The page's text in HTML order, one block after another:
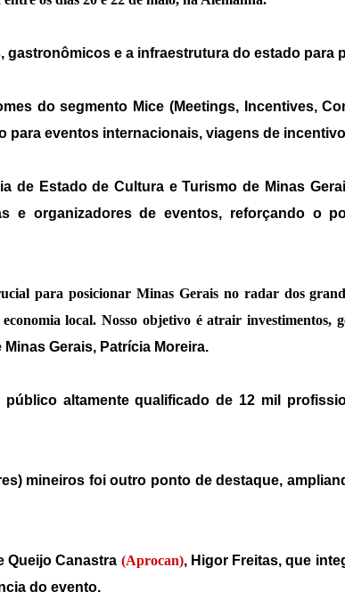
e a infraestrutura do estado para
do segmento Mice (Meetings, Incentives,
para eventos internacionais, viagens de
de Estado de Cultura e Turismo de Minas
e organizadores de eventos, reforçando o
para posicionar Minas Gerais no radar dos
local. Nosso objetivo é atrair investimentos,
Gerais, Patrícia Moreira.
altamente qualificado de 12 mil
mineiros foi outro ponto de destaque,
Queijo Canastra (Aprocan), Higor Freitas, que
do evento.